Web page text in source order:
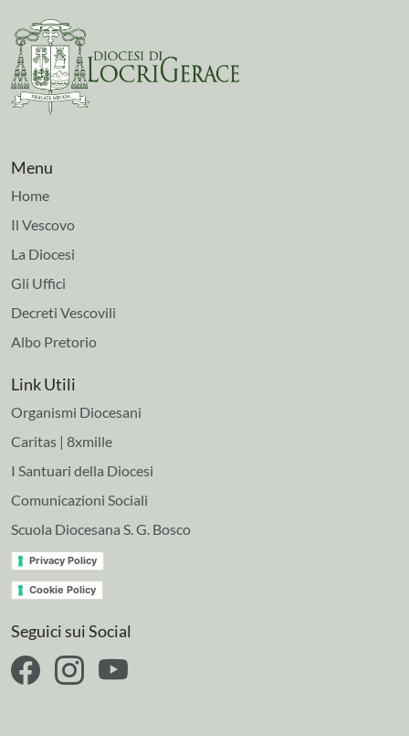
Menu
Home
Il Vescovo
La Diocesi
Gli Uffici
Decreti Vescovili
Albo Pretorio
Link Utili
Organismi Diocesani
Caritas | 8xmille
I Santuari della Diocesi
Comunicazioni Sociali
Scuola Diocesana S. G. Bosco
Privacy Policy
Cookie Policy
Seguici sui Social